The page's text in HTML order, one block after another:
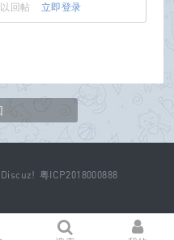
回帖 立即登录
Discuz! 粤ICP2018000888